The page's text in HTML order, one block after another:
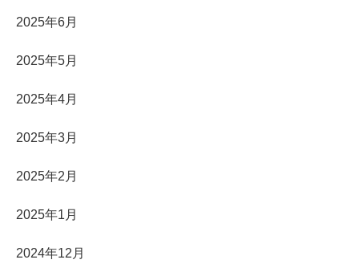
2025年6月
2025年5月
2025年4月
2025年3月
2025年2月
2025年1月
2024年12月